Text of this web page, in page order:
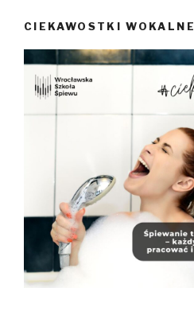
CIEKAWOSTKI WOKALNE